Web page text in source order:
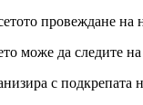
провеждане на
може да следите на
с